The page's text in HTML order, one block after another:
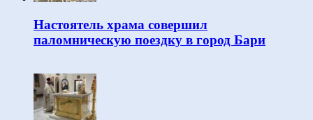
Настоятель храма совершил
паломническую поездку в город Бари